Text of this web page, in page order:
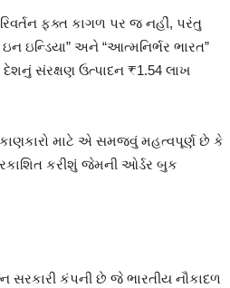
ફક્ત કાગળ પર જ નહીં, પરંતુ
ઇન્ડિયા” અને “આત્મનિર્ભર ભારત”
સંરક્ષણ ઉત્પાદન ₹1.54 લાખ
માટે એ સમજવું મહત્વપૂર્ણ છે કે
કરીશું જેમની ઓર્ડર બુક
સરકારી કંપની છે જે ભારતીય નૌકાદળ